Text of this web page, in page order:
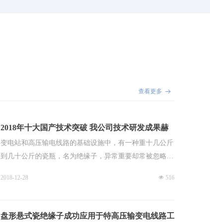
查看更多 뀠
2018年十大国产技术突破 我公司技术研发成果赫
然在列
变电站和高压输电线路的基础设施中，有一种重十几公斤
到几十公斤的瓷瓶，名为绝缘子，异常重要却常被忽略。
넶 516
2018-12-28
盘形悬式瓷绝缘子成功应用于特高压输变电线路工